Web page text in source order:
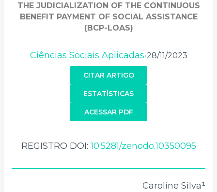
THE JUDICIALIZATION OF THE CONTINUOUS
BENEFIT PAYMENT OF SOCIAL ASSISTANCE
(BCP-LOAS)
Ciências Sociais Aplicadas•28/11/2023
CITAR ARTIGO
ACESSAR PDF
ESTATÍSTICAS
REGISTRO DOI:10.5281/zenodo.10350095
Caroline Silva¹